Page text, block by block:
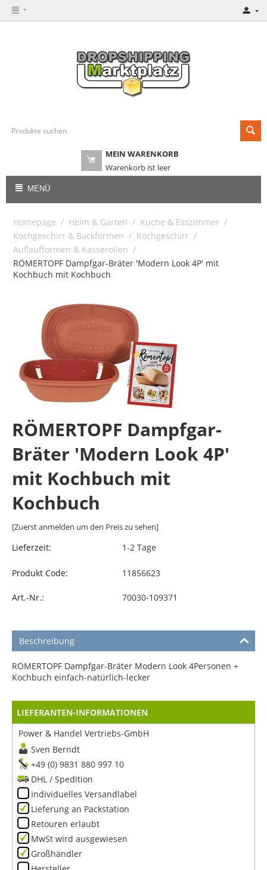
MEIN WARENKORB
Warenkorb ist leer
MENÜ
Homepage / Heim & Garten / Küche & Esszimmer /
Kochgeschirr & Backformen / Kochgeschirr /
Auflaufformen & Kasserollen /
RÖMERTOPF Dampfgar-Bräter 'Modern Look 4P' mit
Kochbuch mit Kochbuch
RÖMERTOPF Dampfgar-
Bräter 'Modern Look 4P'
mit Kochbuch mit
Kochbuch
[Zuerst anmelden um den Preis zu sehen]
Lieferzeit: 1-2 Tage
Produkt Code: 11856623
Art.-Nr.: 70030-109371
Beschreibung
RÖMERTOPF Dampfgar-Bräter Modern Look 4Personen +
Kochbuch einfach-natürlich-lecker
LIEFERANTEN-INFORMATIONEN
Power & Handel Vertriebs-GmbH
Sven Berndt
+49 (0) 9831 880 997 10
DHL / Spedition
Individuelles Versandlabel
Lieferung an Packstation
Retouren erlaubt
MwSt wird ausgewiesen
Großhändler